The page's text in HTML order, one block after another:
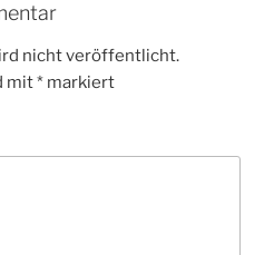
nicht veröffentlicht.
mit* markiert